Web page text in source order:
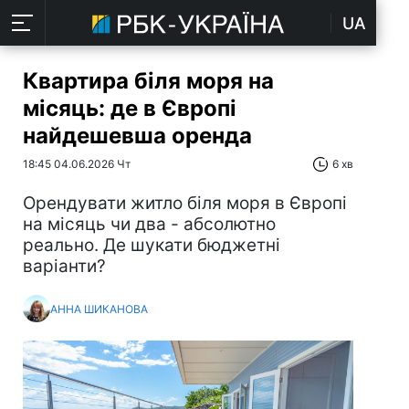
UA
Квартира біля моря на
місяць: де в Європі
найдешевша оренда
18:45 04.06.2026 Чт 6 хв
Орендувати житло біля моря в Європі
на місяць чи два - абсолютно
реально. Де шукати бюджетні
варіанти?
АННА ШИКАНОВА